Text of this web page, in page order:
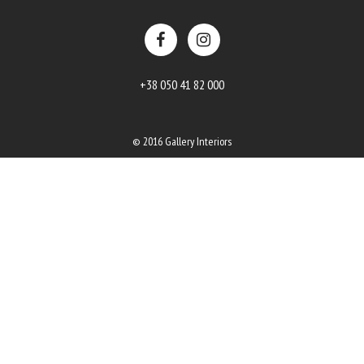
+38 050 41 82 000
© 2016 Gallery Interiors